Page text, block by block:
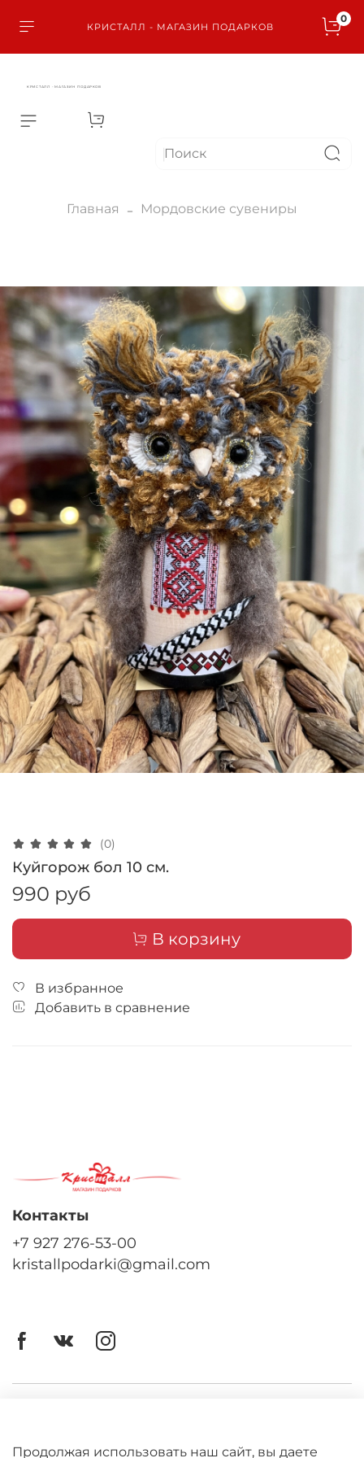
КРИСТАЛЛ - МАГАЗИН ПОДАРКОВ
0
КРИСТАЛЛ - МАГАЗИН ПОДАРКОВ
Главная Мордовские сувениры
(0)
Куйгорож бол 10 см.
990 руб
В корзину
В избранное
Добавить в сравнение
Контакты
+7 927 276-53-00
kristallpodarki@gmail.com
Продолжая использовать наш сайт, вы даете